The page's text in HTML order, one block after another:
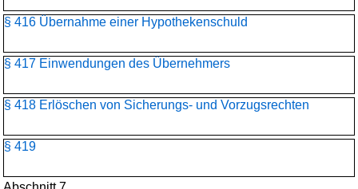
§ 416 Übernahme einer Hypothekenschuld
§ 417 Einwendungen des Übernehmers
§ 418 Erlöschen von Sicherungs- und Vorzugsrechten
§ 419